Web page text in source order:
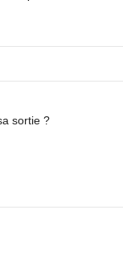
sortie ?